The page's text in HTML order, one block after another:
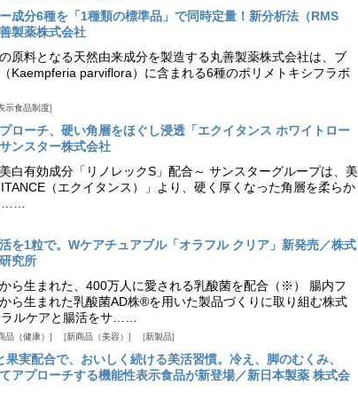
成分6種を「1種類の標準品」で同時定量！新分析法（RMS
製薬株式会社
原料となる天然由来成分を製造する丸善製薬株式会社は、ブ
Kaempferia parviflora）に含まれる6種のポリメトキシフラボ
示食品制度
ローチ、硬い角層をほぐし浸透「エクイタンス ホワイトロー
ンスター株式会社
白有効成分「リノレックS」配合～ サンスターグループは、美
（エクイタンス）」より、硬く厚くなった角層を柔らか
……
を1粒で。Wケアチュアブル「オラフル クリア」新発売／株式
究所
ら生まれた、400万人に愛される乳酸菌を配合（※） 腸内フ
ら生まれた乳酸菌AD株®を用いた製品づくりに取り組む株式
ルケアと腸活をサ……
品（健康） 新商品（美容） 新製品
実配合で、おいしく続ける美活習慣。冷え、脚のむくみ、
アプローチする機能性表示食品が新登場／新日本製薬 株式会